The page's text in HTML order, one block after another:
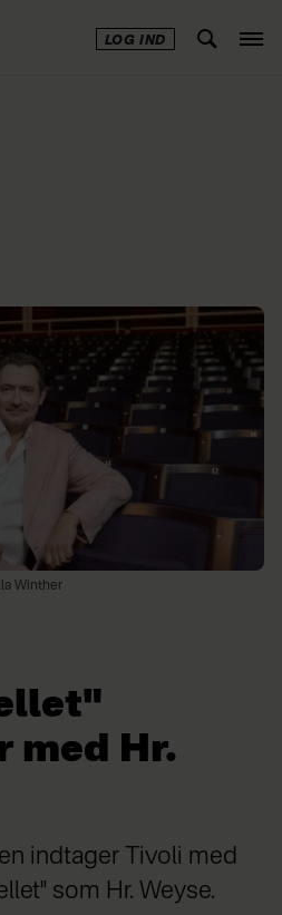
LOG IND
Winther
Hr.
indtager Tivoli med
som Hr. Weyse.